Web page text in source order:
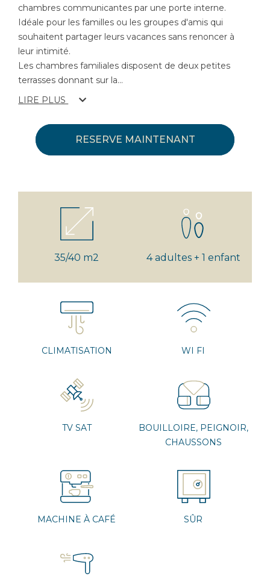
chambres communicantes par une porte interne.
Idéale pour les familles ou les groupes d'amis qui
souhaitent partager leurs vacances sans renoncer à
leur intimité.
Les chambres familiales disposent de deux petites
terrasses donnant sur la...
LIRE PLUS
RESERVE MAINTENANT
CLIMATISATION WI FI
TV SAT
BOUILLOIRE, PEIGNOIR,
CHAUSSONS
MACHINE À CAFÉ SÛR
35/40 m2 4 adultes + 1 enfant